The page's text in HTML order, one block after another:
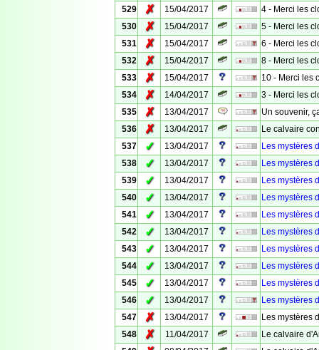
529
✗ 15/04/2017
4 - Merci les
530
✗ 15/04/2017
5 - Merci les
531
✗ 15/04/2017
6 - Merci les
532
✗ 15/04/2017
8 - Merci les
533
✗ 15/04/2017
10 - Merci les
534
✗ 14/04/2017
3 - Merci les
535
✗ 13/04/2017
Un souvenir,
536
✗ 13/04/2017
Le calvaire
537
✓ 13/04/2017
Les mystères
538
✓ 13/04/2017
Les mystères
539
✓ 13/04/2017
Les mystères
540
✓ 13/04/2017
Les mystères
541
✓ 13/04/2017
Les mystères
542
✓ 13/04/2017
Les mystères
543
✓ 13/04/2017
Les mystères
544
✓ 13/04/2017
Les mystères
545
✓ 13/04/2017
Les mystères
546
✓ 13/04/2017
Les mystères
547
✗ 13/04/2017
Les mystères
548
✗ 11/04/2017
Le calvaire